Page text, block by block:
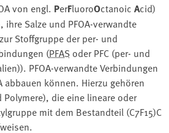
von engl. PerFluoroOctanoic Acid)
ihre Salze und PFOA-verwandte
Stoffgruppe der per- und
(PFAS oder PFC (per- und
PFOA-verwandte Verbindungen
abbauen können. Hierzu gehören
die eine lineare oder
mit dem Bestandteil (C7F15)C